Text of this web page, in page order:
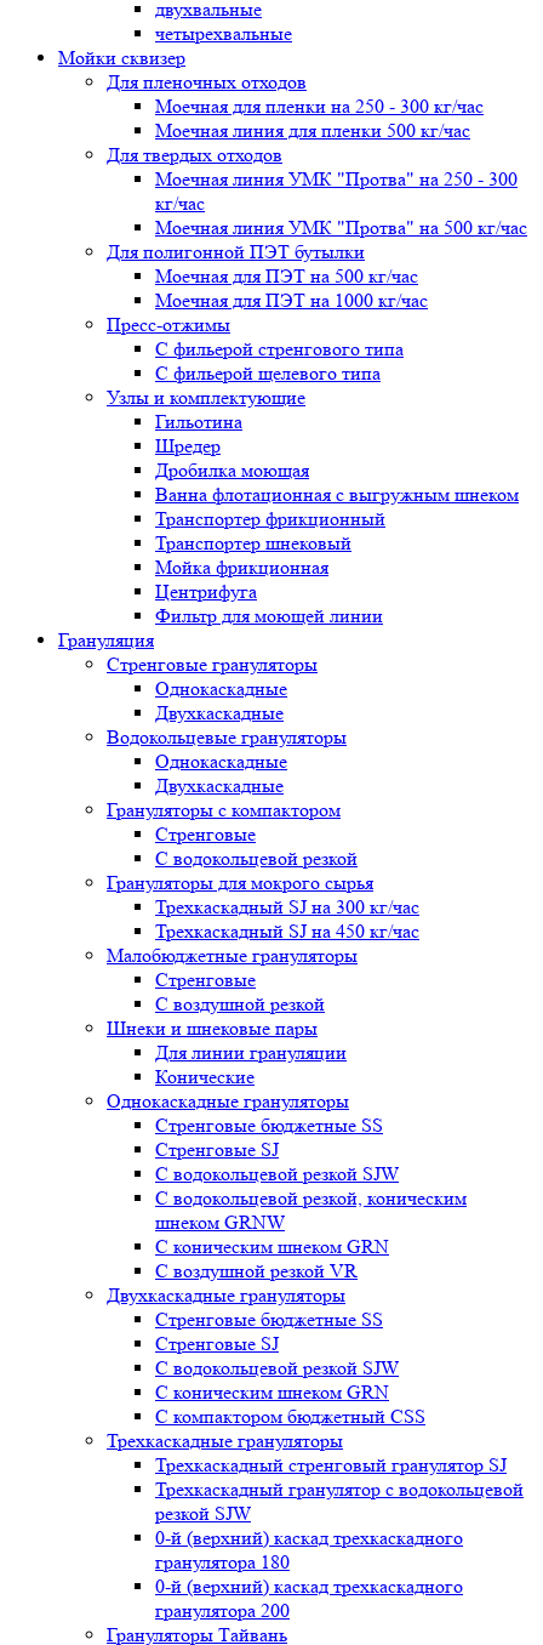
двухвальные
четырехвальные
Мойки сквизер
Для пленочных отходов
Моечная для пленки на 250 - 300 кг/час
Моечная линия для пленки 500 кг/час
Для твердых отходов
Моечная линия УМК "Протва" на 250 - 300
кг/час
Моечная линия УМК "Протва" на 500 кг/час
Для полигонной ПЭТ бутылки
Моечная для ПЭТ на 500 кг/час
Моечная для ПЭТ на 1000 кг/час
Пресс-отжимы
С фильерой стренгового типа
С фильерой щелевого типа
Узлы и комплектующие
Гильотина
Шредер
Дробилка моющая
Ванна флотационная с выгружным шнеком
Транспортер фрикционный
Транспортер шнековый
Мойка фрикционная
Центрифуга
Фильтр для моющей линии
Грануляция
Стренговые грануляторы
Однокаскадные
Двухкаскадные
Водокольцевые грануляторы
Однокаскадные
Двухкаскадные
Грануляторы с компактором
Стренговые
С водокольцевой резкой
Грануляторы для мокрого сырья
Трехкаскадный SJ на 300 кг/час
Трехкаскадный SJ на 450 кг/час
Малобюджетные грануляторы
Стренговые
С воздушной резкой
Шнеки и шнековые пары
Для линии грануляции
Конические
Однокаскадные грануляторы
Стренговые бюджетные SS
Стренговые SJ
С водокольцевой резкой SJW
С водокольцевой резкой, коническим
шнеком GRNW
С коническим шнеком GRN
С воздушной резкой VR
Двухкаскадные грануляторы
Стренговые бюджетные SS
Стренговые SJ
С водокольцевой резкой SJW
С коническим шнеком GRN
С компактором бюджетный CSS
Трехкаскадные грануляторы
Трехкаскадный стренговый гранулятор SJ
Трехкаскадный гранулятор с водокольцевой
резкой SJW
0-й (верхний) каскад трехкаскадного
гранулятора 180
0-й (верхний) каскад трехкаскадного
гранулятора 200
Грануляторы Тайвань